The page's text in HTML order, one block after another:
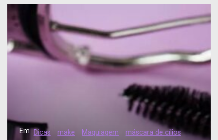
Em Dicas make Maquiagem máscara de cílios